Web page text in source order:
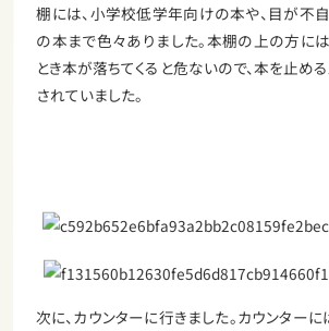
棚には、小学校低学年向けの本や、目が不
の本まで色々ありました。本棚の上の方に
とき本が落ちてくると危ないので、本を止め
されていました。
次に、カウンターに行きました。カウンター